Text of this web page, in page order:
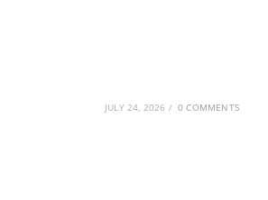
JULY 24, 2026 / 0 COMMENTS